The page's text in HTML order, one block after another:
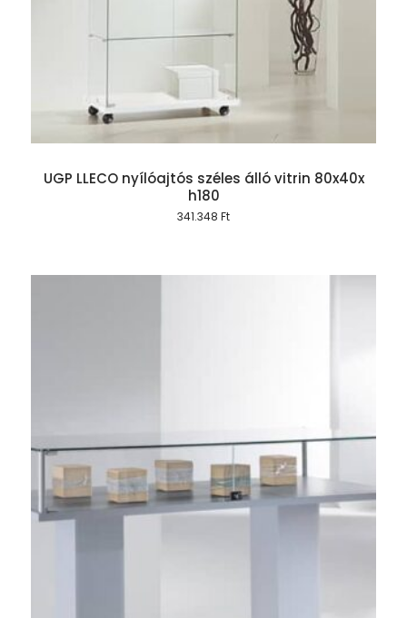
UGP LLECO nyílóajtós széles álló vitrin 80x40x
h180
341.348 Ft